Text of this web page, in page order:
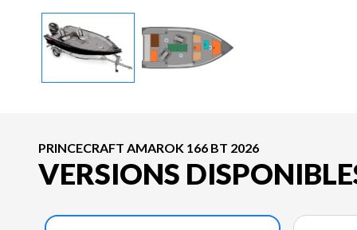
PRINCECRAFT AMAROK 166 BT 2026
VERSIONS